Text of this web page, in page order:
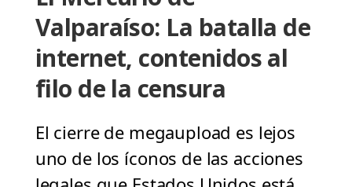
Valparaíso: La batalla de
internet, contenidos al
filo de la censura
El cierre de megaupload es lejos
uno de los íconos de las acciones